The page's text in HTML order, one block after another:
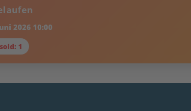
2026 10:00
1